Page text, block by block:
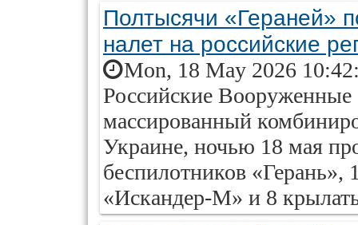
Полтысячи «Гераней»
налет на российские
Mon, 18 May 2026
Российские Вооруженные
массированный
Украине, ночью 18 мая
беспилотников «Герань»,
«Искандер-М» и 8